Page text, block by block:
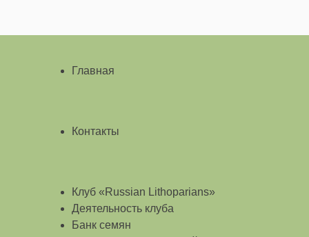
Главная
Контакты
Клуб «Russian Lithoparians»
Деятельность клуба
Банк семян